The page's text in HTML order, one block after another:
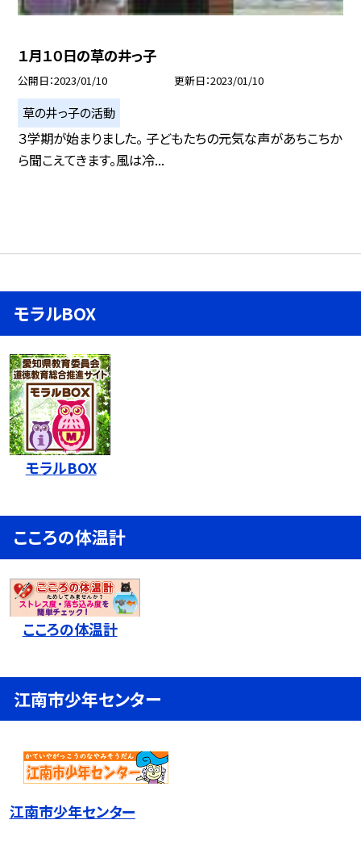
１月１０日の草の井っ子
公開日 2023/01/10 更新日 2023/01/10
草の井っ子の活動
３学期が始まりました。 子どもたちの元気な声があちこちか
ら聞こえてきます。風は冷...
モラルBOX
モラルBOX
こころの体温計
こころの体温計
江南市少年センター
江南市少年センター